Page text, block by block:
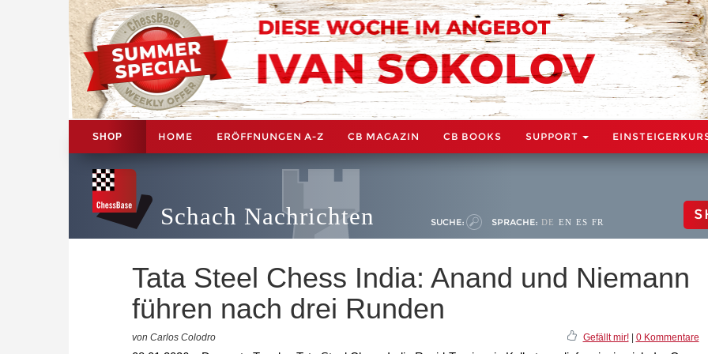
SHOP HOME ERÖFFNUNGEN A-Z CB MAGAZIN CB BOOKS SUPPORT
Schach Nachrichten SUCHE: SPRACHE: DE EN ES FR
Tata Steel Chess India: Anand und Niemann
führen nach drei Runden
von Carlos Colodro Gefällt mir!| 0 Kommentare